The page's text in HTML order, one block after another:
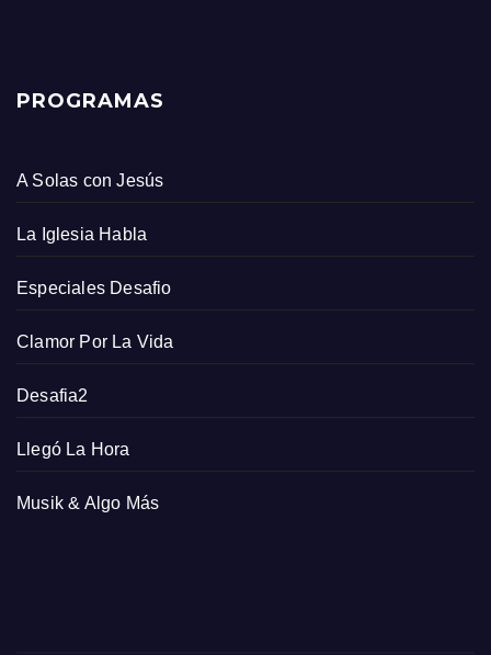
PROGRAMAS
A Solas con Jesús
La Iglesia Habla
Especiales Desafio
Clamor Por La Vida
Desafia2
Llegó La Hora
Musik & Algo Más